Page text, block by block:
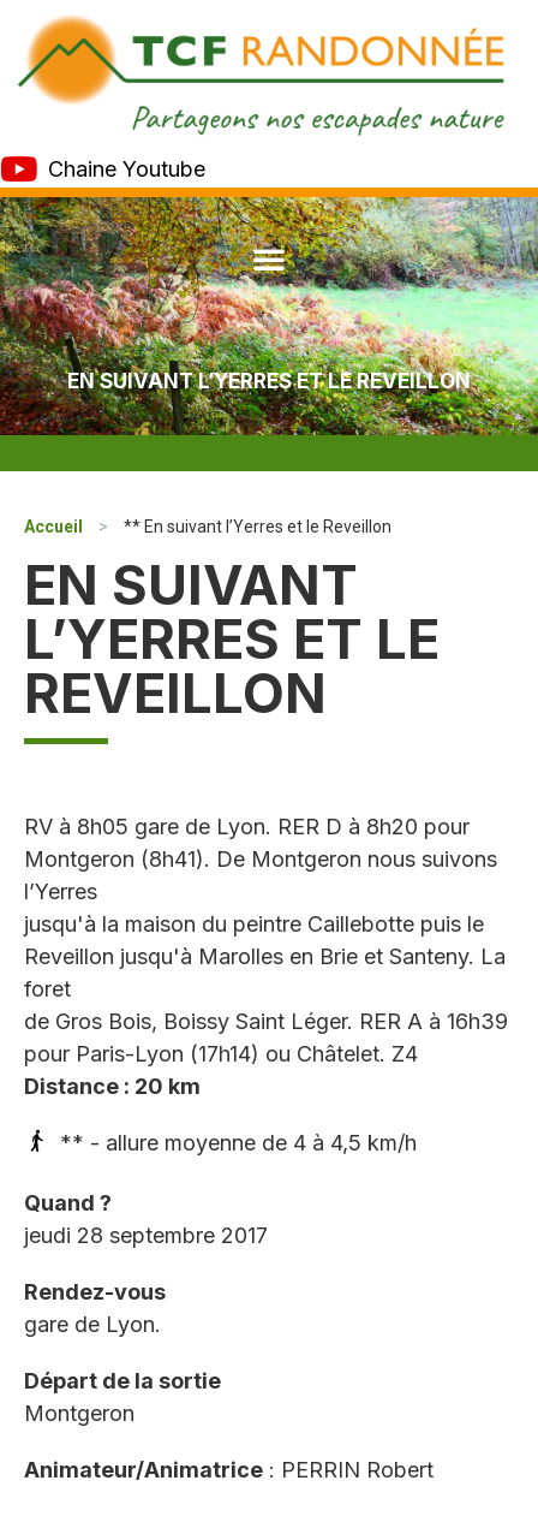
Chaine Youtube
EN SUIVANT L’YERRES ET LE REVEILLON
Accueil > ** En suivant l’Yerres et le Reveillon
EN SUIVANT
L’YERRES ET LE
REVEILLON
RV à 8h05 gare de Lyon. RER D à 8h20 pour
Montgeron (8h41). De Montgeron nous suivons
l’Yerres
jusqu'à la maison du peintre Caillebotte puis le
Reveillon jusqu'à Marolles en Brie et Santeny. La
foret
de Gros Bois, Boissy Saint Léger. RER A à 16h39
pour Paris-Lyon (17h14) ou Châtelet. Z4
Distance : 20 km
** - allure moyenne de 4 à 4,5 km/h
Quand ?
jeudi 28 septembre 2017
Rendez-vous
gare de Lyon.
Départ de la sortie
Montgeron
Animateur/Animatrice : PERRIN Robert